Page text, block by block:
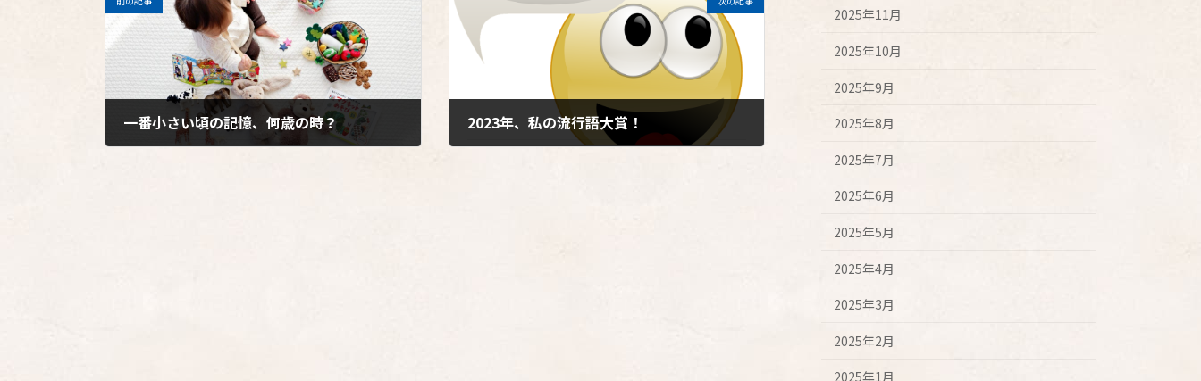
一番小さい頃の記憶、何歳の時？ 2023年、私の流行語大賞！
2025年11月
2025年10月
2025年9月
2025年8月
2025年7月
2025年6月
2025年5月
2025年4月
2025年3月
2025年2月
2025年1月